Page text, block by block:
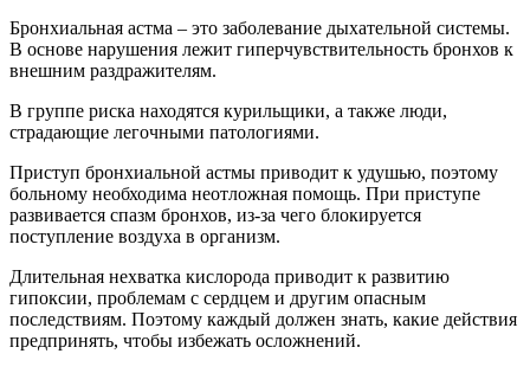
Бронхиальная астма – это заболевание дыхательной системы.
В основе нарушения лежит гиперчувствительность бронхов к
внешним раздражителям.
В группе риска находятся курильщики, а также люди,
страдающие легочными патологиями.
Приступ бронхиальной астмы приводит к удушью, поэтому
больному необходима неотложная помощь. При приступе
развивается спазм бронхов, из-за чего блокируется
поступление воздуха в организм.
Длительная нехватка кислорода приводит к развитию
гипоксии, проблемам с сердцем и другим опасным
последствиям. Поэтому каждый должен знать, какие действия
предпринять, чтобы избежать осложнений.